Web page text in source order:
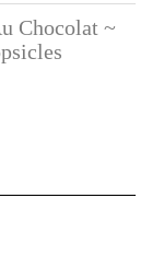
Chocolat ~